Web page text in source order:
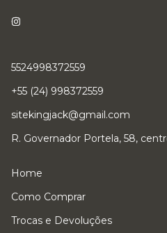
5524998372559
+55 (24) 998372559
sitekingjack@gmail.com
R. Governador Portela, 58,
Home
Como Comprar
Trocas e Devoluções